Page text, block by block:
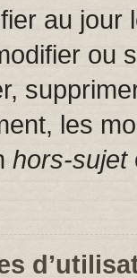
au jour
ou
les
hors-sujet